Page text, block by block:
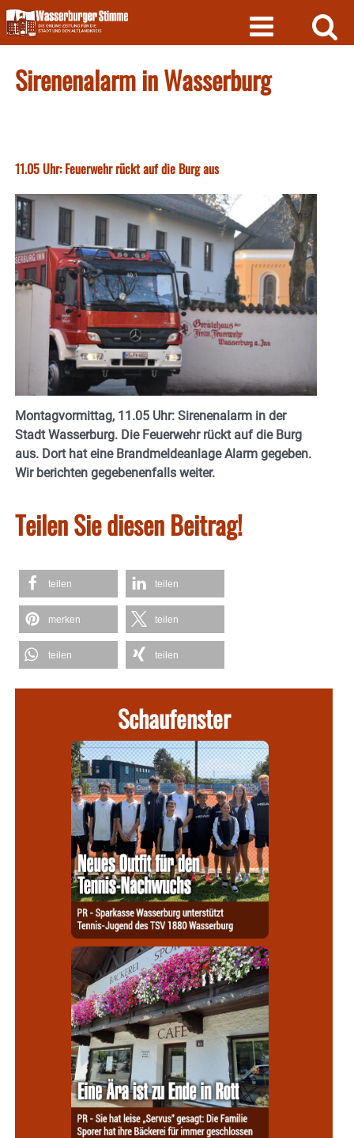
Skip
to
content
Sirenenalarm in Wasserburg
11.05 Uhr: Feuerwehr rückt auf die Burg aus
Montagvormittag, 11.05 Uhr: Sirenenalarm in der
Stadt Wasserburg. Die Feuerwehr rückt auf die Burg
aus. Dort hat eine Brandmeldeanlage Alarm gegeben.
Wir berichten gegebenenfalls weiter.
Teilen Sie diesen Beitrag!
teilen teilen
merken teilen
teilen teilen
Schaufenster